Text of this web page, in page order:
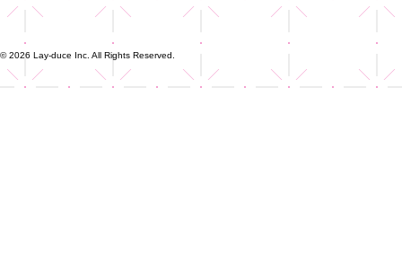
© 2026 Lay-duce Inc. All Rights Reserved.